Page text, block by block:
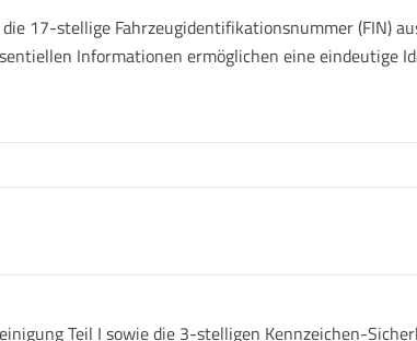
17-stellige Fahrzeugidentifikationsnummer (FIN)
Informationen ermöglichen eine eindeutige
Teil I sowie die 3-stelligen Kennzeichen-